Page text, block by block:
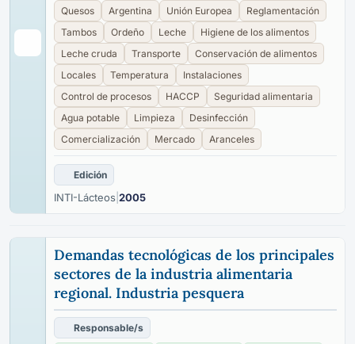
Quesos Argentina Unión Europea
Reglamentación
Tambos
Ordeño Leche
Higiene de los alimentos
Leche cruda
Transporte
Conservación de alimentos
Locales
Temperatura
Instalaciones
Control de procesos
HACCP
Seguridad alimentaria
Agua potable
Limpieza
Desinfección
Comercialización
Mercado Aranceles
Edición
INTI-Lácteos 2005
Demandas tecnológicas de los principales
sectores de la industria alimentaria
regional. Industria pesquera
Responsable/s